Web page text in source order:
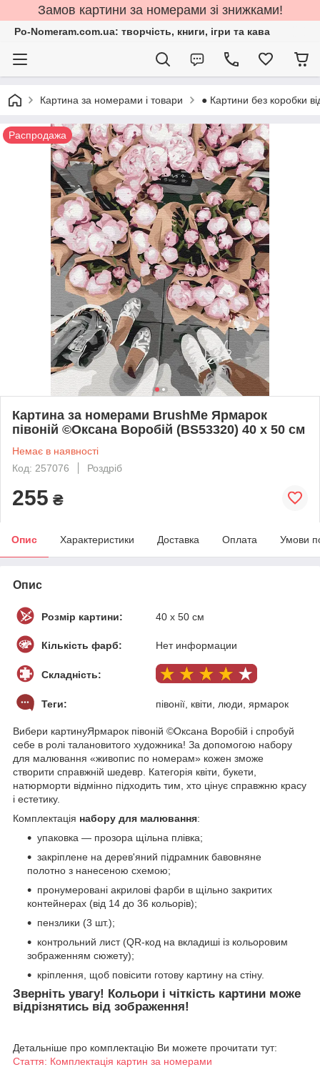
Замов картини за номерами зі знижками!
Po-Nomeram.com.ua: творчість, книги, ігри та кава
Картина за номерами і товари ● Картини без коробки
Распродажа
Картина за номерами BrushMe Ярмарок
півоній ©Оксана Воробій (BS53320) 40 х 50 см
Немає в наявності
Код: 257076
Роздріб
255 ₴
Опис Характеристики Доставка Оплата Умови
Опис
Розмір картини: 40 х 50 см
Кількість фарб: Нет информации
Складність:
Теги: півонії, квіти, люди, ярмарок
Вибери картинуЯрмарок півоній ©Оксана Воробій і спробуй
себе в ролі талановитого художника! За допомогою набору
для малювання «живопис по номерам» кожен зможе
створити справжній шедевр. Категорія квіти, букети,
натюрморти відмінно підходить тим, хто цінує справжню красу
і естетику.
Комплектація набору для малювання:
упаковка — прозора щільна плівка;
закріплене на дерев'яний підрамник бавовняне
полотно з нанесеною схемою;
пронумеровані акрилові фарби в щільно закритих
контейнерах (від 14 до 36 кольорів);
пензлики (3 шт.);
контрольний лист (QR-код на вкладиші із кольоровим
зображенням сюжету);
кріплення, щоб повісити готову картину на стіну.
Зверніть увагу! Кольори і чіткість картини може
відрізнятись від зображення!
Детальніше про комплектацію Ви можете прочитати тут:
Стаття: Комплектація картин за номерами